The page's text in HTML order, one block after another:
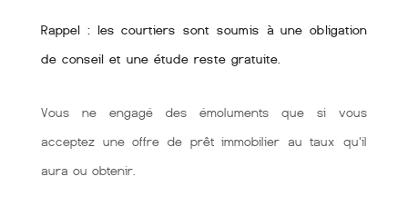
Rappel : les courtiers sont soumis à une obligation
de conseil et une étude reste gratuite.
Vous ne engagé des émoluments que si vous
acceptez une offre de prêt immobilier au taux qu'il
aura ou obtenir.